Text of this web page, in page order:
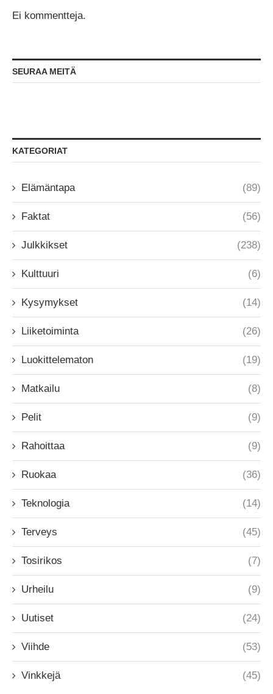
Ei kommentteja.
SEURAA MEITÄ
KATEGORIAT
Elämäntapa (89)
Faktat (56)
Julkkikset (238)
Kulttuuri (6)
Kysymykset (14)
Liiketoiminta (26)
Luokittelematon (19)
Matkailu (8)
Pelit (9)
Rahoittaa (9)
Ruokaa (36)
Teknologia (14)
Terveys (45)
Tosirikos (7)
Urheilu (9)
Uutiset (24)
Viihde (53)
Vinkkejä (45)